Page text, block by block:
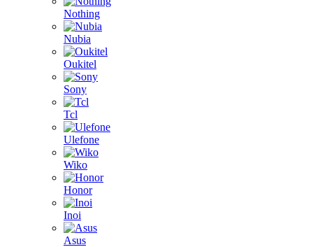
Nothing
Nubia
Oukitel
Sony
Tcl
Ulefone
Wiko
Honor
Inoi
Asus